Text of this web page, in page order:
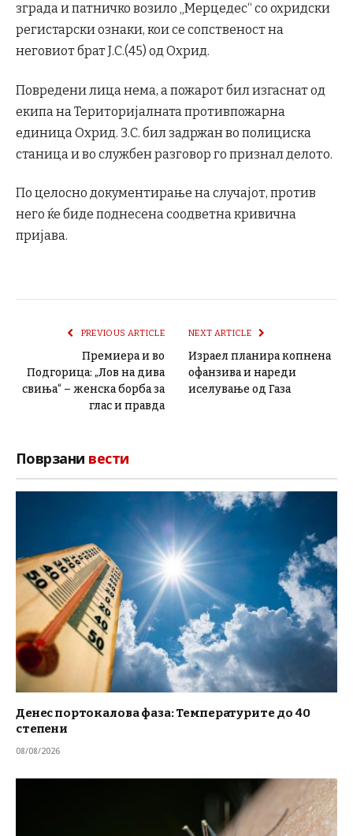
зградаипатничко возило „Мерцедес“ со охридски
регистарски ознаки, кои се сопственост на
неговиот брат Ј.С.(45) од Охрид.
Повредени лица нема, а пожарот бил изгаснат од
екипа на Територијалната противпожарна
единица Охрид. З.С. бил задржан во полициска
станица иво службен разговор го признал делото.
По целосно документирање на случајот, против
него ќе биде поднесена соодветна кривична
пријава.
PREVIOUS ARTICLE
Премиера и во
Подгорица: „Лов на дива
свиња“ – женска борба за
глас и правда
NEXT ARTICLE
Израел планира копнена
офанзива и нареди
иселување од Газа
Поврзани вести
Денес портокалова фаза: Температурите до 40
степени
08/08/2026